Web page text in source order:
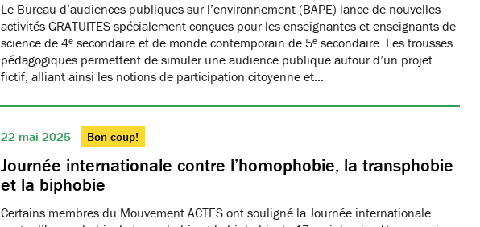
Le Bureau d’audiences publiques sur l’environnement (BAPE) lance de nouvelles
activités GRATUITES spécialement conçues pour les enseignantes et enseignants de
science de 4ᵉ secondaire et de monde contemporain de 5ᵉ secondaire. Les trousses
pédagogiques permettent de simuler une audience publique autour d’un projet
fictif, alliant ainsi les notions de participation citoyenne et…
22 mai 2025 Bon coup!
Journée internationale contre l’homophobie, la transphobie
et la biphobie
Certains membres du Mouvement ACTES ont souligné la Journée internationale